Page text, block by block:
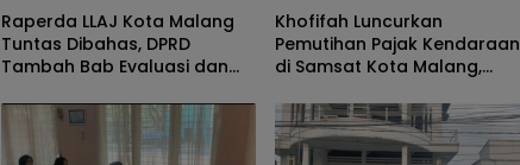
Raperda LLAJ Kota Malang
Tuntas Dibahas, DPRD
Tambah Bab Evaluasi dan
Demi Keselamatan Warga
Khofifah Luncurkan
Pemutihan Pajak Kendaraan
di Samsat Kota Malang,
Meriahkan HUT RI